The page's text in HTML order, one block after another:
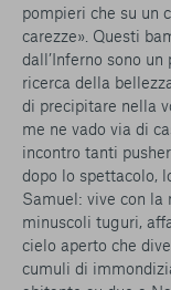
pompieri che su un
carezze». Questi
dall’Inferno sono
ricerca della
di precipitare nella
me ne vado via di
incontro tanti
dopo lo spettacolo,
Samuel: vive con la
minuscoli tuguri,
cielo aperto che
cumuli di